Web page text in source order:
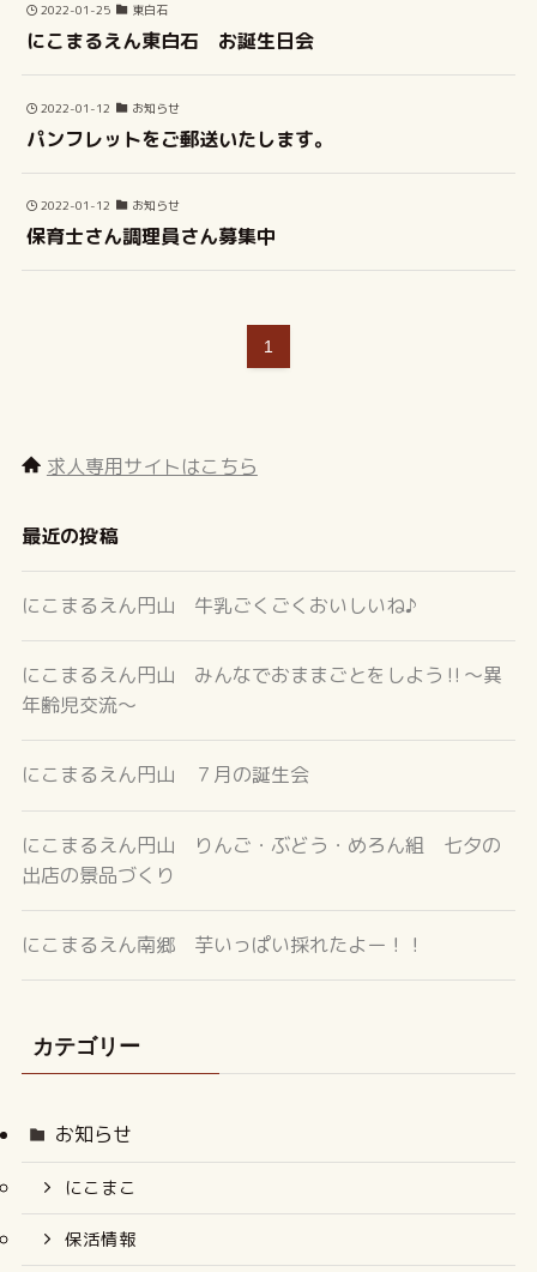
2022-01-25 東白石
にこまるえん東白石 お誕生日会
2022-01-12 お知らせ
パンフレットをご郵送いたします。
2022-01-12 お知らせ
保育士さん調理員さん募集中
1
求人専用サイトはこちら
最近の投稿
にこまるえん円山 牛乳ごくごくおいしいね♪
にこまるえん円山 みんなでおままごとをしよう‼～異
年齢児交流～
にこまるえん円山 ７月の誕生会
にこまるえん円山 りんご・ぶどう・めろん組 七夕の
出店の景品づくり
にこまるえん南郷 芋いっぱい採れたよー！！
カテゴリー
お知らせ
にこまこ
保活情報